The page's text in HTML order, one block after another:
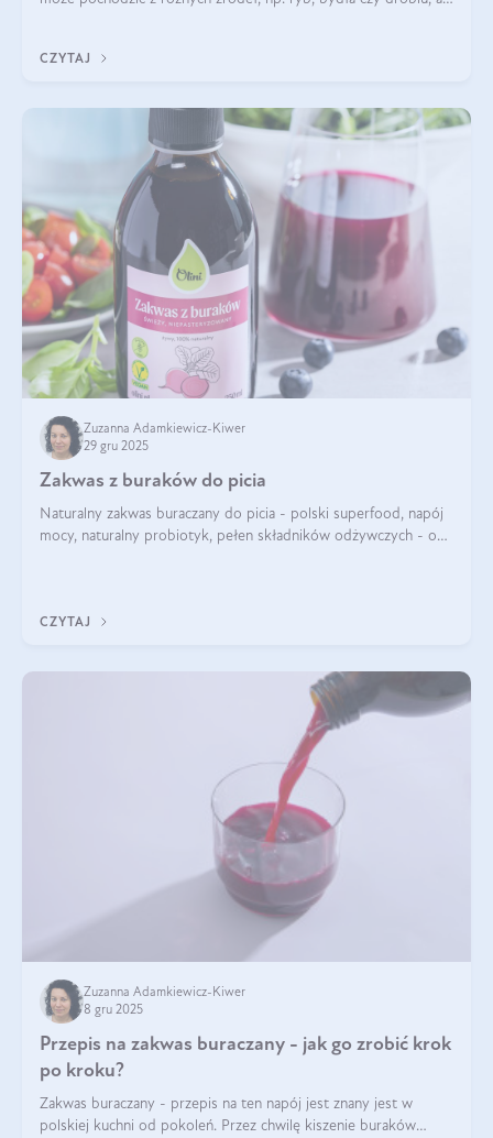
bydlęcy.
CZYTAJ
Zuzanna Adamkiewicz-Kiwer
29 gru 2025
Zakwas z buraków do picia
Naturalny zakwas buraczany do picia - polski superfood, napój
mocy, naturalny probiotyk, pełen składników odżywczych - o
CZYTAJ
Zuzanna Adamkiewicz-Kiwer
8 gru 2025
Przepis na zakwas buraczany - jak go zrobić krok
po kroku?
Zakwas buraczany - przepis na ten napój jest znany jest w
polskiej kuchni od pokoleń. Przez chwilę kiszenie buraków